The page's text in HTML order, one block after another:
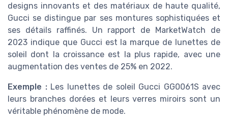
designs innovants et des matériaux de haute qualité,
Gucci se distingue par ses montures sophistiquées et
ses détails raffinés. Un rapport de MarketWatch de
2023 indique que Gucci est la marque de lunettes de
soleil dont la croissance est la plus rapide, avec une
augmentation des ventes de 25% en 2022.
Exemple :Les lunettes de soleil Gucci GG0061S avec
leurs branches dorées et leurs verres miroirs sont un
véritable phénomène de mode.